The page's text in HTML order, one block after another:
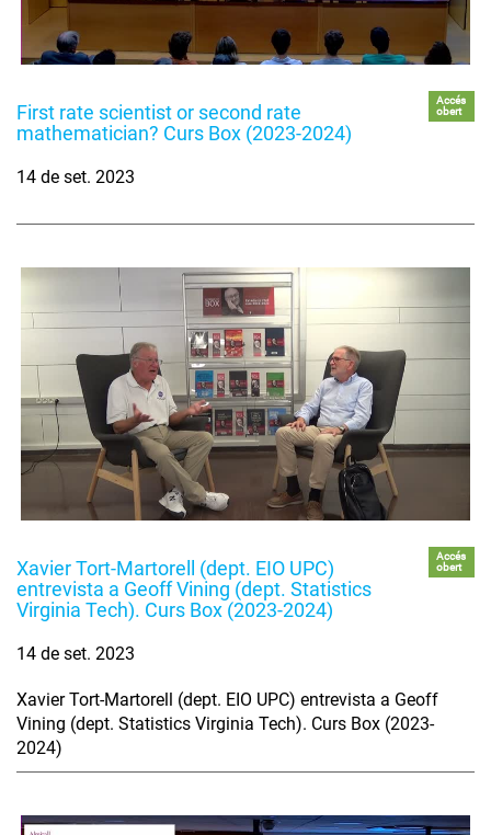
First rate scientist or second rate
mathematician? Curs Box (2023-2024)
Accés
obert
14 de set. 2023
Xavier Tort-Martorell (dept. EIO UPC)
entrevista a Geoff Vining (dept. Statistics
Virginia Tech). Curs Box (2023-2024)
Accés
obert
14 de set. 2023
Xavier Tort-Martorell (dept. EIO UPC) entrevista a Geoff
Vining (dept. Statistics Virginia Tech). Curs Box (2023-
2024)